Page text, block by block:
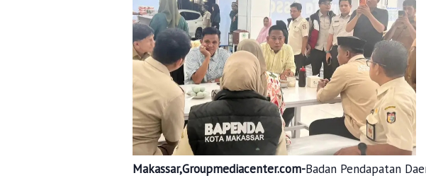
Makassar,Groupmediacenter.com-Badan Pendapatan